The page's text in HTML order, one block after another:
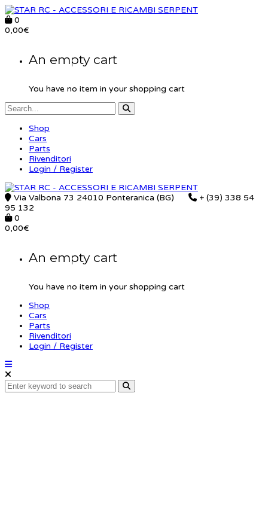
0
0,00€
An empty cart
You have no item in your shopping cart
Shop
Cars
Parts
Rivenditori
Login / Register
Via Valbona 73 24010 Ponteranica (BG)
+ (39) 338 54
95 132
0
0,00€
An empty cart
You have no item in your shopping cart
Shop
Cars
Parts
Rivenditori
Login / Register